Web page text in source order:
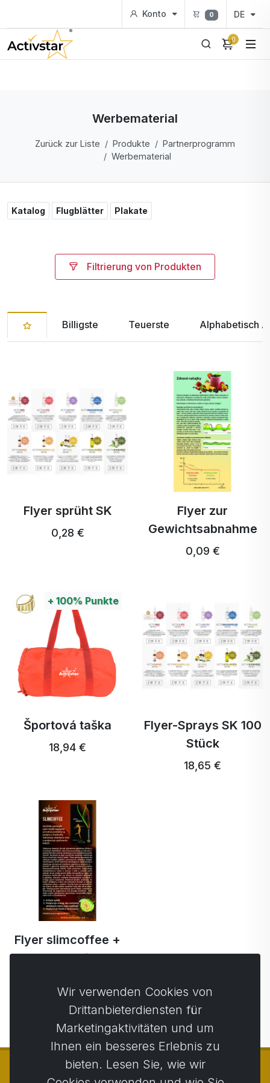
Konto 0 DE
0
Werbematerial
Zurück zur Liste Produkte
Partnerprogramm
Werbematerial
Katalog Flugblätter Plakate
Filtrierung von Produkten
Billigste Teuerste Alphabetisch
Flyer sprüht SK
0,28 €
Flyer zur
Gewichtsabnahme
0,09 €
+ 100% Punkte
Športová taška
18,94 €
Flyer-Sprays SK 100
Stück
18,65 €
Flyer slimcoffee +
Kooperation
Wir verwenden Cookies von
Drittanbieterdiensten für
Marketingaktivitäten und um
Ihnen ein besseres Erlebnis zu
bieten. Lesen Sie, wie wir